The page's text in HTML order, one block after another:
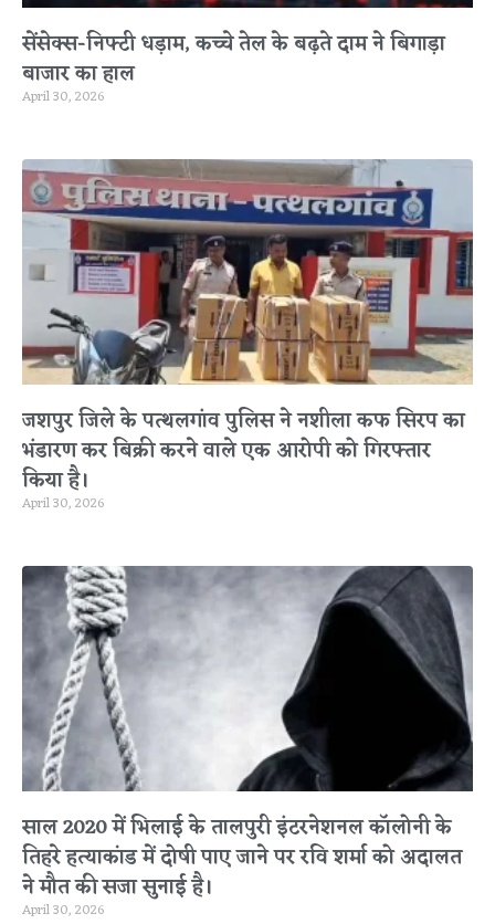
सेंसेक्स-निफ्टी धड़ाम, कच्चे तेल के बढ़ते दाम ने बिगाड़ा
बाजार का हाल
April 30, 2026
जशपुर जिले के पत्थलगांव पुलिस ने नशीला कफ सिरप का
भंडारण कर बिक्री करने वाले एक आरोपी को गिरफ्तार
किया है।
April 30, 2026
साल 2020 में भिलाई के तालपुरी इंटरनेशनल कॉलोनी के
तिहरे हत्याकांड में दोषी पाए जाने पर रवि शर्मा को अदालत
ने मौत की सजा सुनाई है।
April 30, 2026